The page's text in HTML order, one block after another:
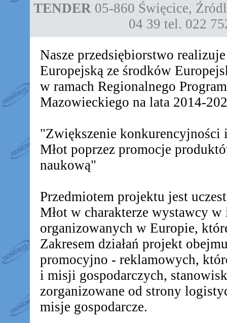
TENDER 05-860 Święcice,
04 39 tel. 022
Nasze przedsiębiorstwo
Europejską ze środków
w ramach Regionalnego
Mazowieckiego na lata 2014-
"Zwiększenie
Młot poprzez promocje
naukową"
Przedmiotem projektu jest
Młot w charakterze wystawcy
organizowanych w Europie,
Zakresem działań projekt
promocyjno - reklamowych,
i misji gospodarczych,
zorganizowane od strony
misje gospodarcze.